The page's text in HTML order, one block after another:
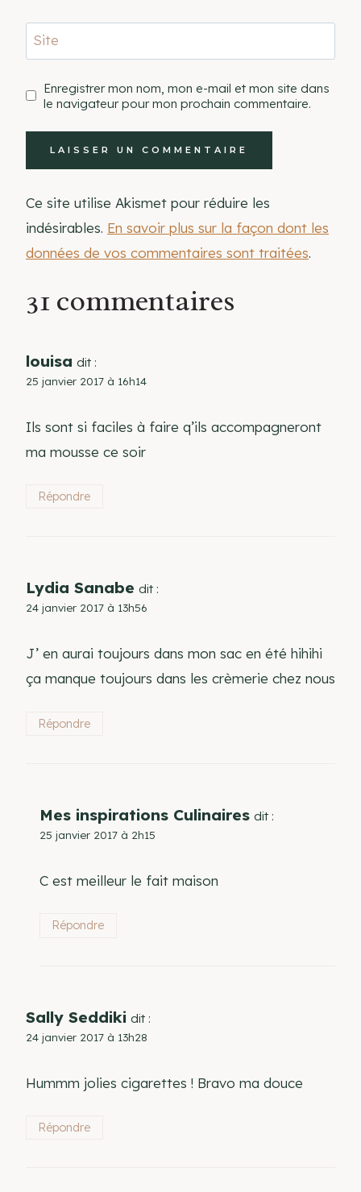
Site
Enregistrer mon nom, mon e-mail et mon site dans
le navigateur pour mon prochain commentaire.
Ce site utilise Akismet pour réduire les
indésirables. En savoir plus sur la façon dont les
données de vos commentaires sont traitées.
31 commentaires
louisa dit :
25 janvier 2017 à 16h14
Ils sont si faciles à faire q’ils accompagneront
ma mousse ce soir
Répondre
Lydia Sanabe dit :
24 janvier 2017 à 13h56
J’ en aurai toujours dans mon sac en été hihihi
ça manque toujours dans les crèmerie chez nous
Répondre
Mes inspirations Culinaires dit :
25 janvier 2017 à 2h15
C est meilleur le fait maison
Répondre
Sally Seddiki dit :
24 janvier 2017 à 13h28
Hummm jolies cigarettes ! Bravo ma douce
Répondre